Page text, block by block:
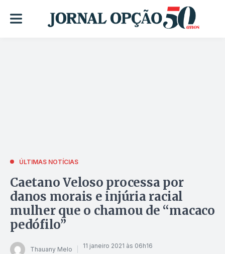
ÚLTIMAS NOTÍCIAS
Caetano Veloso processa por
danos morais e injúria racial
mulher que o chamou de “macaco
pedófilo”
Thauany Melo 11 janeiro 2021 às 06h16